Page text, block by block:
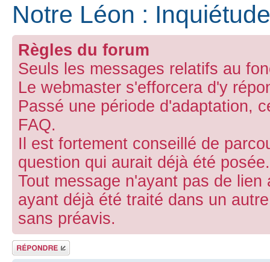
Notre Léon :
Règles du forum
Seuls les messages relatifs au
Le webmaster s'efforcera d'y
Passé une période d'adaptation,
FAQ.
Il est fortement conseillé de
question qui aurait déjà été posée.
Tout message n'ayant pas de
ayant déjà été traité dans un
sans préavis.
Répondre